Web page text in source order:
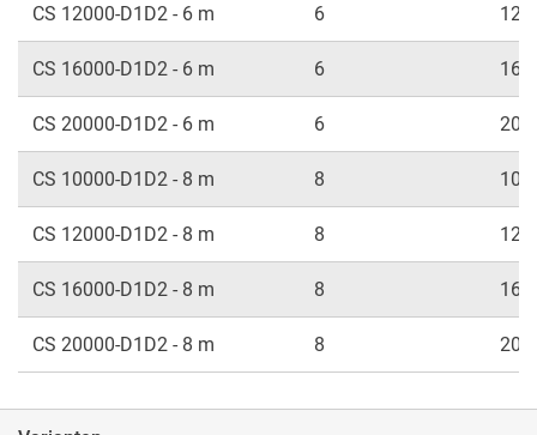
CS 12000-D1D2 - 6 m 6
CS 16000-D1D2 - 6 m 6
CS 20000-D1D2 - 6 m 6
CS 10000-D1D2 - 8 m 8
CS 12000-D1D2 - 8 m 8
CS 16000-D1D2 - 8 m 8
CS 20000-D1D2 - 8 m 8